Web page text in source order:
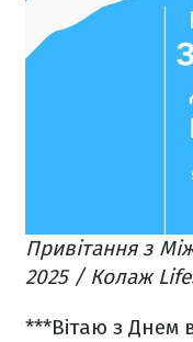
Привітання з
2025 / Колаж
***Вітаю з Днем